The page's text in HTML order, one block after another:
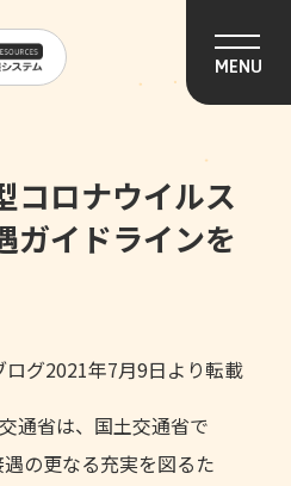
MENU
コロナウイルス
ガイドラインを
ログ2021年7月9日より転載
通省は、国土交通省で
の更なる充実を図るた